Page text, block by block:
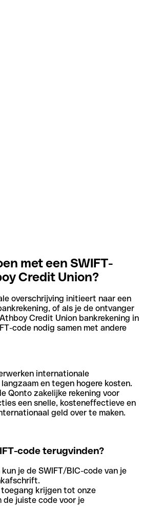
met een SWIFT-
Credit Union?
overschrijving initieert naar een
of als je de ontvanger
Credit Union bankrekening in
code nodig samen met andere
internationale
en tegen hogere kosten.
Qonto zakelijke rekening voor
een snelle, kosteneffectieve en
geld over te maken.
code terugvinden?
je de SWIFT/BIC-code van je
krijgen tot onze
de juiste code voor je